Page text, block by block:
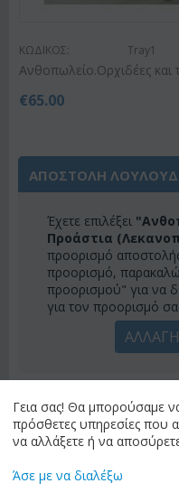
ΚΩΔΙΚΟΣ: Tray1
Ανθοπωλείο.Ορχιδέες και
€65.00
ΑΠΟΣΤΟΛΗ
Έχετε επιλέξει
Προάστια
προορισμό
προορισμό,
προορισμού" για να
για τον προορισμό
ΚΑΤΗΓΟΡΙΕΣ
ΜΕΝΟΎ
Γεια σας! Θα μπορούσαμε
πρόσθετες υπηρεσίες που
να αλλάξετε ή να
Άσε με να διαλέξω